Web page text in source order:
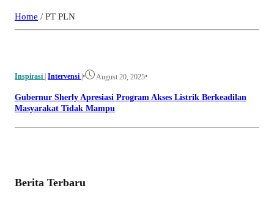
Home / PT PLN
Inspirasi | Intervensi |• August 20, 2025•
Gubernur Sherly Apresiasi Program Akses Listrik Berkeadilan
Masyarakat Tidak Mampu
Berita Terbaru